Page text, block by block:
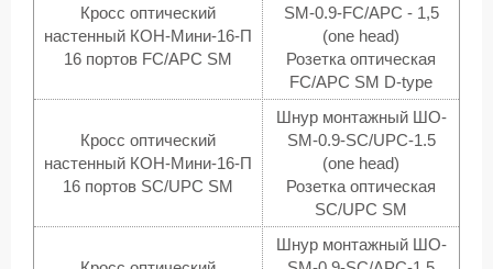
Кросс оптический
настенный КОН-Мини-16-П
16 портов FC/APC SM
SM-0.9-FC/APC - 1,5
(one head)
Розетка оптическая
FC/АPC SM D-type
Кросс оптический
настенный КОН-Мини-16-П
16 портов SC/UPC SM
Шнур монтажный ШО-
SM-0.9-SC/UPC-1.5
(one head)
Розетка оптическая
SC/UPC SM
Шнур монтажный ШО-